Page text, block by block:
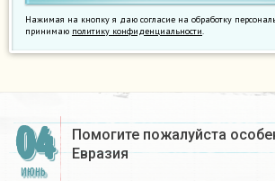
Нажимая на кнопку я даю согласие на обработку
принимаю политику конфиденциальности.
04
ИЮНЬ
Помогите пожалуйста
Евразия